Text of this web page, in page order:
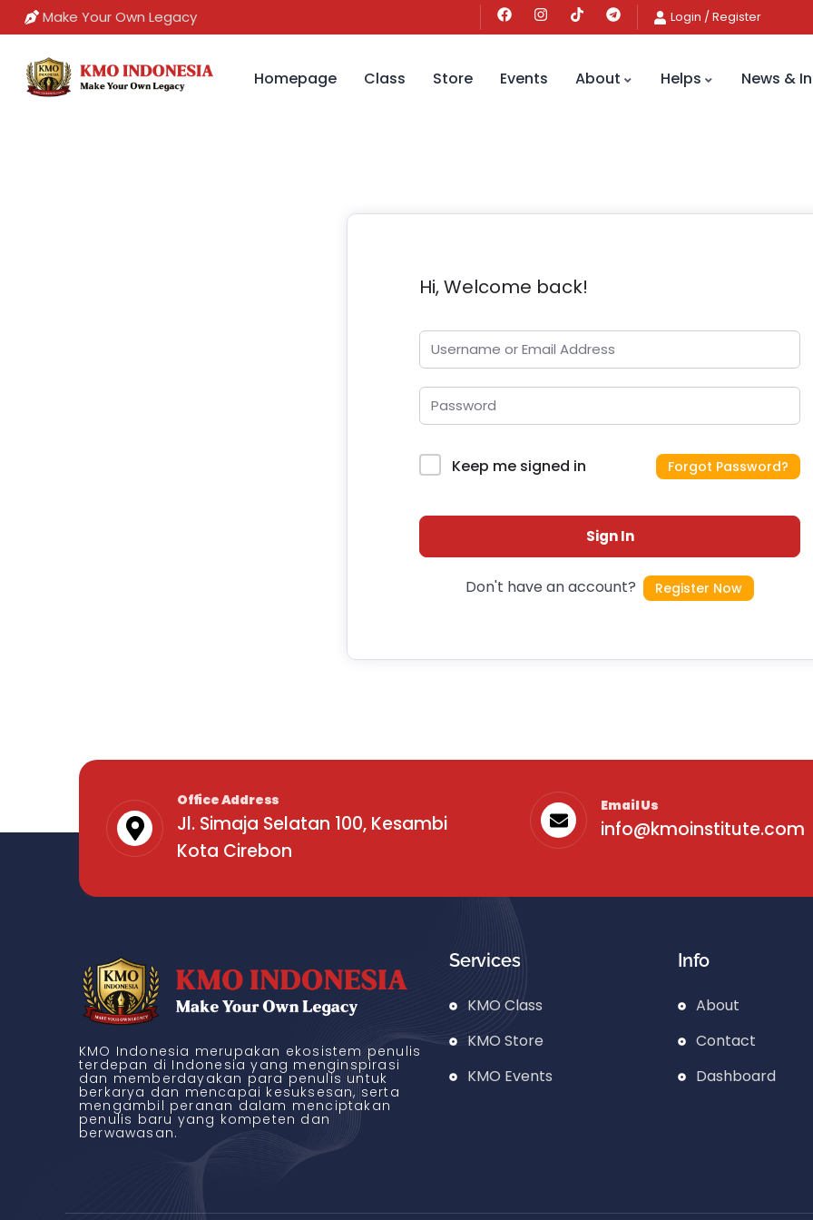
Make Your Own Legacy Login /Register
Homepage Class Store Events About Helps News &
Hi, Welcome back!
Keep me signed in Forgot Password?
Sign In
Don't have an account? Register Now
Office Address
Jl. Simaja Selatan 100, Kesambi
Kota Cirebon
Email Us
info@kmoinstitute.com
KMO Indonesia merupakan ekosistem penulis
terdepan di Indonesia yang menginspirasi
dan memberdayakan para penulis untuk
berkarya dan mencapai kesuksesan, serta
mengambil peranan dalam menciptakan
penulis baru yang kompeten dan
berwawasan.
Services
KMO Class
KMO Store
KMO Events
Info
About
Contact
Dashboard